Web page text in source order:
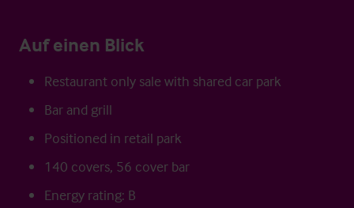
Auf einen Blick
Restaurant only sale with shared car park
Bar and grill
Positioned in retail park
140 covers, 56 cover bar
Energy rating: B